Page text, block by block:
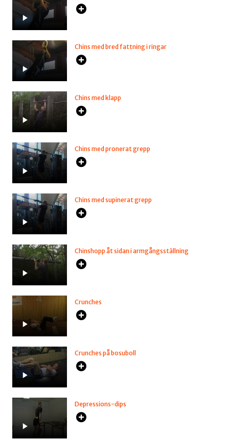
Chins med bred fattning i ringar
Chins med klapp
Chins med pronerat grepp
Chins med supinerat grepp
Chinshopp åt sidan i armgångsställning
Crunches
Crunches på bosuboll
Depressions-dips